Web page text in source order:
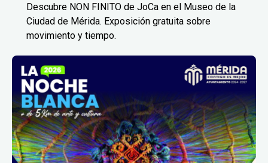
Descubre NON FINITO de JoCa en el Museo de la
Ciudad de Mérida. Exposición gratuita sobre
movimiento y tiempo.